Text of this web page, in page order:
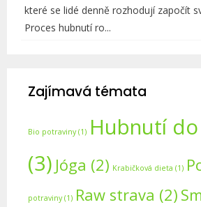
které se lidé denně rozhodují započít
Proces hubnutí ro...
Zajímavá témata
Bio potraviny(1) Hubnutí
(3) Jóga (2) Krabičková dieta (1)
potraviny(1) Raw strava (2)